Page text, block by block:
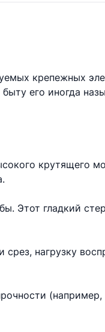
крепежных
его иногда
крутящего
Этот гладкий
нагрузку
(например,